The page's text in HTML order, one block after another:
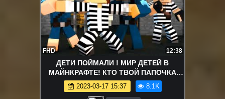
FHD 12:38
ДЕТИ ПОЙМАЛИ ! МИР ДЕТЕЙ В
МАЙНКРАФТЕ! КТО ТВОЙ ПАПОЧКА
МАЙНКРАФТ! ДЕТИ MINECRAFT!
2023-03-17 15:37 8.1K